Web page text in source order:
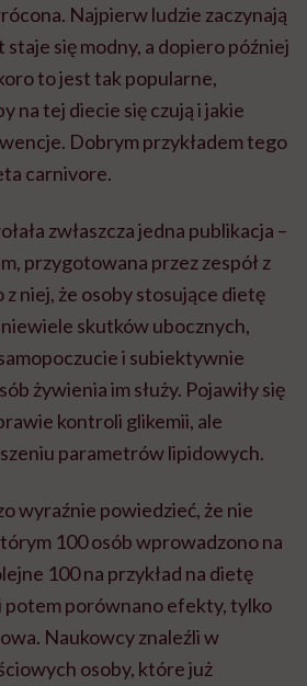
Najpierw ludzie zaczynają
się modny, a dopiero później
to jest tak popularne,
na tej diecie się czują i jakie
Dobrym przykładem tego
carnivore.
zwłaszcza jedna publikacja –
przygotowana przez zespół z
niej, że osoby stosujące dietę
niewiele skutków ubocznych,
i subiektywnie
żywienia im służy. Pojawiły się
kontroli glikemii, ale
parametrów lipidowych.
wyraźnie powiedzieć, że nie
100 osób wprowadzono na
100 na przykład na dietę
potem porównano efekty, tylko
Naukowcy znaleźli w
osoby, które już